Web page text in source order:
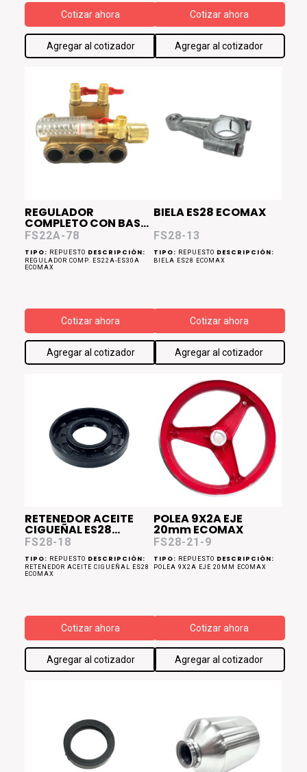
Cotizar ahora
Agregar al cotizador
Cotizar ahora
Agregar al cotizador
REGULADOR
COMPLETO CON BASE
ES22A ECOMAX
FS22A-78
TIPO: REPUESTO DESCRIPCIÓN:
REGULADOR COMP. ES22A-ES30A
ECOMAX
Cotizar ahora
Agregar al cotizador
BIELA ES28 ECOMAX
FS28-13
TIPO: REPUESTO DESCRIPCIÓN:
BIELA ES28 ECOMAX
Cotizar ahora
Agregar al cotizador
RETENEDOR ACEITE
CIGUEÑAL ES28
ECOMAX 25x52x8
FS28-18
TIPO: REPUESTO DESCRIPCIÓN:
RETENEDOR ACEITE CIGUEÑAL ES28
ECOMAX
Cotizar ahora
Agregar al cotizador
POLEA 9X2A EJE
20mm ECOMAX
FS28-21-9
TIPO: REPUESTO DESCRIPCIÓN:
POLEA 9X2A EJE 20MM ECOMAX
Cotizar ahora
Agregar al cotizador